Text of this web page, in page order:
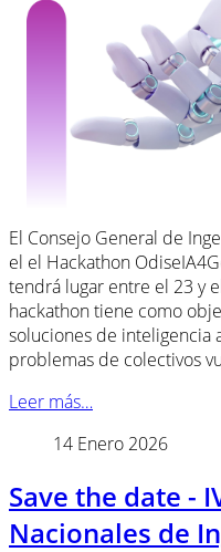
El Consejo General de
el el Hackathon
tendrá lugar entre el 23 y
hackathon tiene como
soluciones de inteligencia
problemas de colectivos
Leer más…
14 Enero 2026
Save the date -
Nacionales de